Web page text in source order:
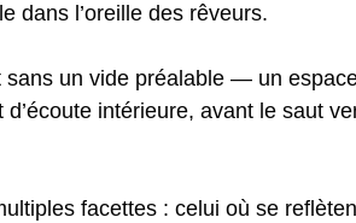
dans l’oreille des rêveurs.
sans un vide préalable — un
intérieure, avant le saut
facettes : celui où se